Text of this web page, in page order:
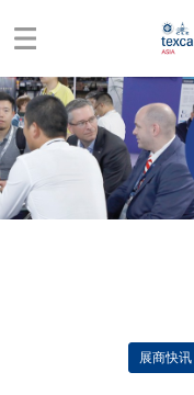
展商快讯